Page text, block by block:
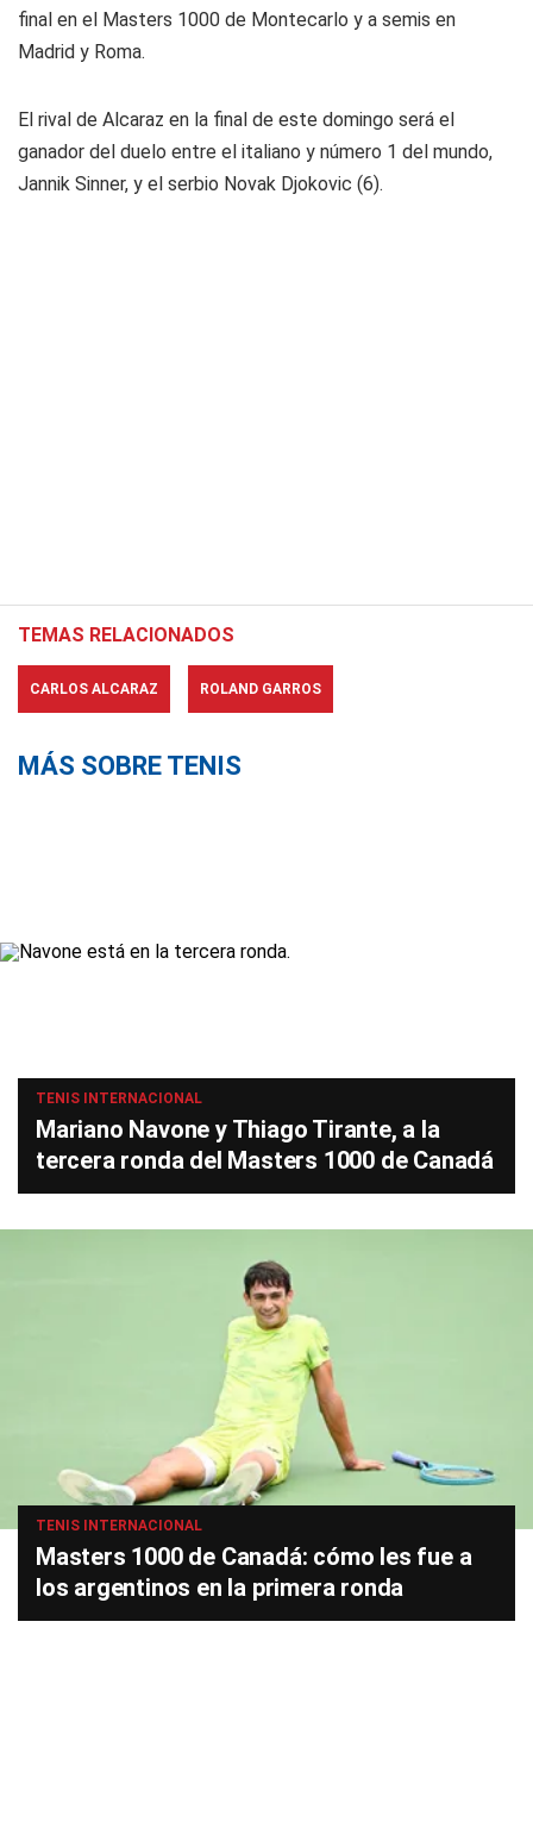
final en el Masters 1000 de Montecarlo y a semis en
Madrid y Roma.
El rival de Alcaraz en la final de este domingo será el
ganador del duelo entre el italiano y número 1 del mundo,
Jannik Sinner, y el serbio Novak Djokovic (6).
TEMAS RELACIONADOS
CARLOS ALCARAZ ROLAND GARROS
MÁS SOBRE TENIS
TENIS INTERNACIONAL
Mariano Navone y Thiago Tirante, a la
tercera ronda del Masters 1000 de Canadá
TENIS INTERNACIONAL
Masters 1000 de Canadá: cómo les fue a
los argentinos en la primera ronda